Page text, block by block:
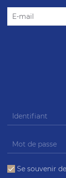
Se souvenir